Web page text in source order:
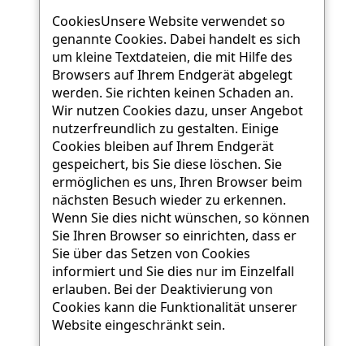
CookiesUnsere Website verwendet so
genannte Cookies. Dabei handelt es sich
um kleine Textdateien, die mit Hilfe des
Browsers auf Ihrem Endgerät abgelegt
werden. Sie richten keinen Schaden an.
Wir nutzen Cookies dazu, unser Angebot
nutzerfreundlich zu gestalten. Einige
Cookies bleiben auf Ihrem Endgerät
gespeichert, bis Sie diese löschen. Sie
ermöglichen es uns, Ihren Browser beim
nächsten Besuch wieder zu erkennen.
Wenn Sie dies nicht wünschen, so können
Sie Ihren Browser so einrichten, dass er
Sie über das Setzen von Cookies
informiert und Sie dies nur im Einzelfall
erlauben. Bei der Deaktivierung von
Cookies kann die Funktionalität unserer
Website eingeschränkt sein.